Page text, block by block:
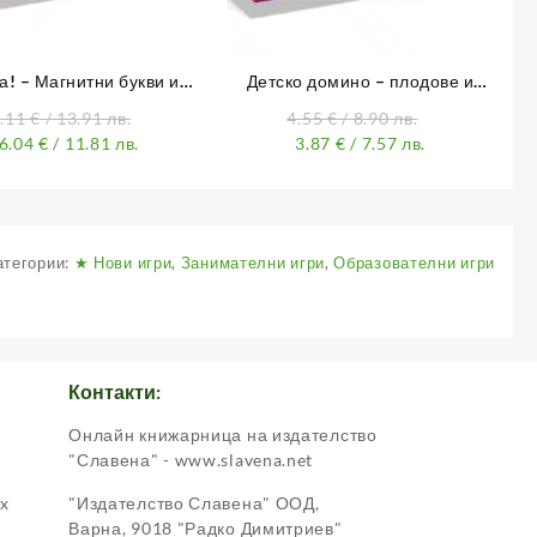
– Магнитни букви и
€/ 13.91 лв.
€ / 11.81 лв.
Детско домино – плодове и
4.55€/ 8.90 лв.
3.87 € / 7.57 лв.
★ Нови игри, Занимателни игри,Образователни игри
Контакти:
Онлайн книжарница на издателство
"Славена" - www.slavena.net
"Издателство Славена" ООД,
Варна, 9018 "Радко Димитриев"